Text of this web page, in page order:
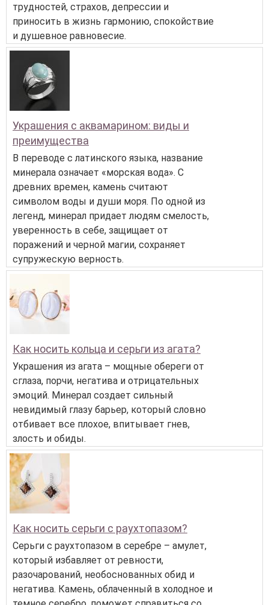
трудностей, страхов, депрессии и
приносить в жизнь гармонию, спокойствие
и душевное равновесие.
Украшения с аквамарином: виды и
преимущества
В переводе с латинского языка, название
минерала означает «морская вода». С
древних времен, камень считают
символом воды и души моря. По одной из
легенд, минерал придает людям смелость,
уверенность в себе, защищает от
поражений и черной магии, сохраняет
супружескую верность.
Как носить кольца и серьги из агата?
Украшения из агата – мощные обереги от
сглаза, порчи, негатива и отрицательных
эмоций. Минерал создает сильный
невидимый глазу барьер, который словно
отбивает все плохое, впитывает гнев,
злость и обиды.
Как носить серьги с раухтопазом?
Серьги с раухтопазом в серебре – амулет,
который избавляет от ревности,
разочарований, необоснованных обид и
негатива. Камень, облаченный в холодное и